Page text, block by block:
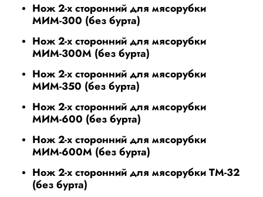
Нож 2-х сторонний для мясорубки
МИМ-300 (без бурта)
Нож 2-х сторонний для мясорубки
МИМ-300М (без бурта)
Нож 2-х сторонний для мясорубки
МИМ-350 (без бурта)
Нож 2-х сторонний для мясорубки
МИМ-600 (без бурта)
Нож 2-х сторонний для мясорубки
МИМ-600М (без бурта)
Нож 2-х сторонний для мясорубки ТМ-32
(без бурта)